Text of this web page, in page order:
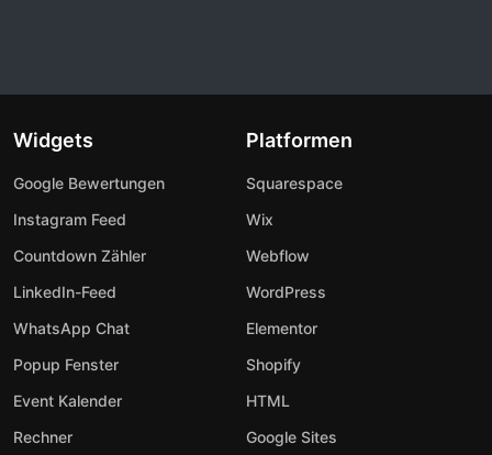
Widgets
Google Bewertungen
Instagram Feed
Countdown Zähler
LinkedIn-Feed
WhatsApp Chat
Popup Fenster
Event Kalender
Rechner
Platformen
Squarespace
Wix
Webflow
WordPress
Elementor
Shopify
HTML
Google Sites